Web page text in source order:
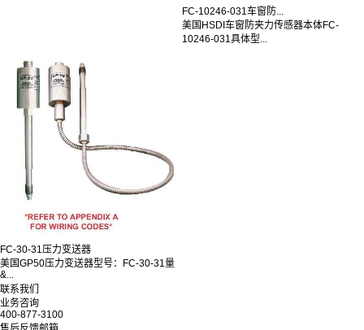
FC-10246-031车窗防...
美国HSDI车窗防夹力传感器本体FC-
10246-031具体型...
FC-30-31压力变送器
美国GP50压力变送器型号：FC-30-31量
&...
联系我们
业务咨询
400-877-3100